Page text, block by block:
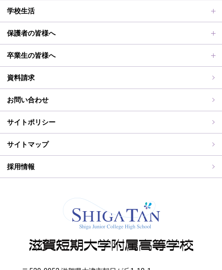
アクセス
め対策基本方針
滋賀短での学び
合格者メッセージ
進路実績
滋賀短期大学への推薦制度
オープンスクール
オープンスクールレポート
2026年度（令和8年度）募集概要
過去の入試問題
学校生活
部活動、生徒会行事
制服紹介
海外研修旅行
学校行事
保護者の皆様へ
保護者の皆様へ
PT通信
卒業生の皆様へ
各種証明書交付について
同窓会事務局よりお知らせ
同窓会報（すみれ）、すみれweb
ご住所変更
資料請求
お問い合わせ
サイトポリシー
サイトマップ
採用情報